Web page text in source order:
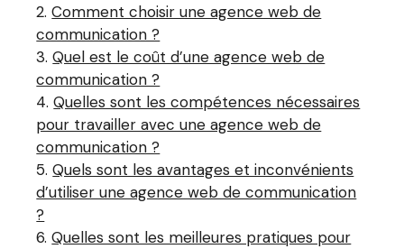
Comment choisir une agence web de
communication ?
Quel est le coût d’une agence web de
communication ?
Quelles sont les compétences nécessaires
pour travailler avec une agence web de
communication ?
Quels sont les avantages et inconvénients
d’utiliser une agence web de communication
?
Quelles sont les meilleures pratiques pour